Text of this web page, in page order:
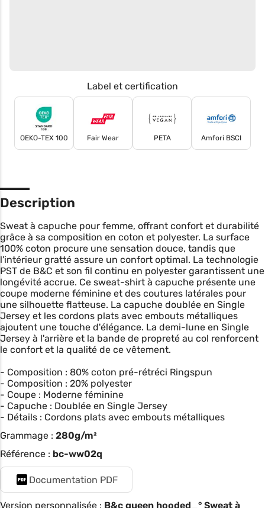
Label et certification
OEKO-TEX 100 Fair Wear PETA Amfori BSCI
Description
Sweat à capuche pour femme, offrant confort et durabilité
grâce à sa composition en coton et polyester. La surface
100% coton procure une sensation douce, tandis que
l'intérieur gratté assure un confort optimal. La technologie
PST de B&C et son fil continu en polyester garantissent une
longévité accrue. Ce sweat-shirt à capuche présente une
coupe moderne féminine et des coutures latérales pour
une silhouette flatteuse. La capuche doublée en Single
Jersey et les cordons plats avec embouts métalliques
ajoutent une touche d'élégance. La demi-lune en Single
Jersey à l'arrière et la bande de propreté au col renforcent
le confort et la qualité de ce vêtement.
- Composition : 80% coton pré-rétréci Ringspun
- Composition : 20% polyester
- Coupe : Moderne féminine
- Capuche : Doublée en Single Jersey
- Détails : Cordons plats avec embouts métalliques
Grammage : 280g/m²
Référence : bc-ww02q
Documentation PDF
Version personnalisée : B&c queen hooded_° Sweat à